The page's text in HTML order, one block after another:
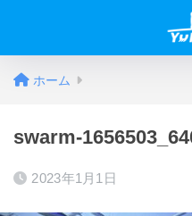
ホーム
swarm-
2023年1月1日